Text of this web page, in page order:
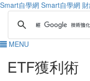
Smart自學網 Smart自學網
MENU
ETF獲利術